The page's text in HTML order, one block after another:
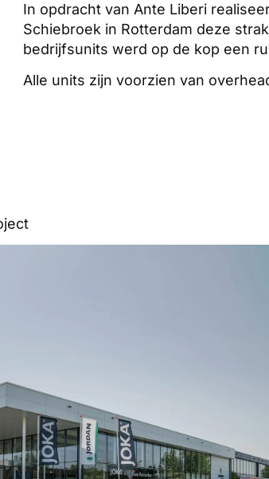
In opdracht van Ante Liberi
Schiebroek in Rotterdam deze
bedrijfsunits werd op de kop een
Alle units zijn voorzien van